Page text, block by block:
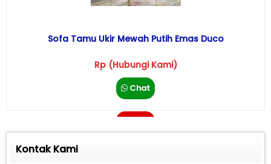
Sofa Tamu Ukir Mewah Putih Emas Duco
Rp (Hubungi Kami)
Chat
Kontak Kami